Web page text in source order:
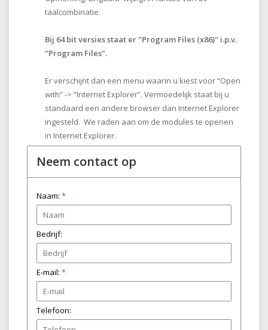
taalcombinatie.
Bij 64 bit versies staat er "Program Files (x86)" i.p.v.
"Program Files".
Er verschijnt dan een menu waarin u kiest voor “Open
with” -> “Internet Explorer”. Vermoedelijk staat bij u
standaard een andere browser dan Internet Explorer
ingesteld. We raden aan om de modules te openen
in Internet Explorer.
Neem contact op
Naam: *
Bedrijf:
E-mail: *
Telefoon: